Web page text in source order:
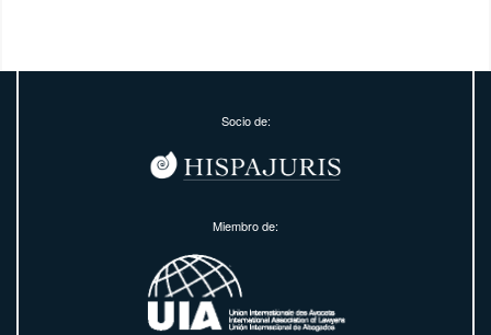
Socio de:
Miembro de: